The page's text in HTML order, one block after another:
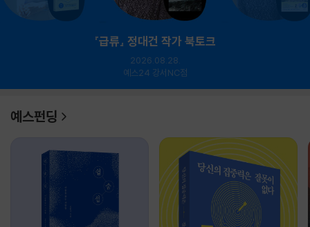
『급류』 정대건 작가 북토크
2026.08.28.
예스24 강서NC점
예스펀딩